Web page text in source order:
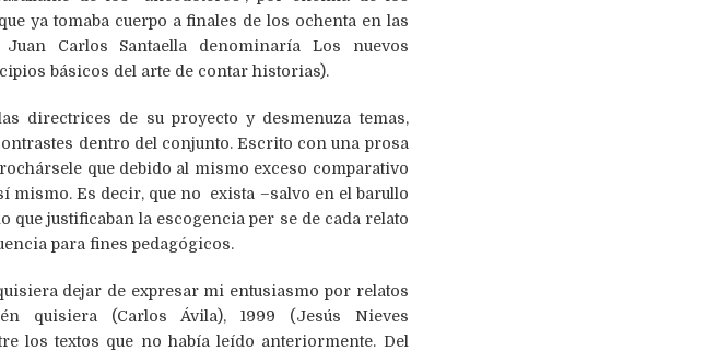
ya tomaba cuerpo a finales de los ochenta en las
Carlos Santaella denominaría Los nuevos
básicos del arte de contar historias).
directrices de su proyecto y desmenuza temas,
dentro del conjunto. Escrito con una prosa
que debido al mismo exceso comparativo
mismo. Es decir, que no exista –salvo en el barullo
justificaban la escogencia per se de cada relato
para fines pedagógicos.
dejar de expresar mi entusiasmo por relatos
quisiera (Carlos Ávila), 1999 (Jesús Nieves
los textos que no había leído anteriormente. Del